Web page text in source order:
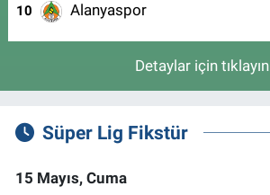
10 Alanyaspor
Detaylar için tıklayın
Süper Lig Fikstür
15 Mayıs, Cuma